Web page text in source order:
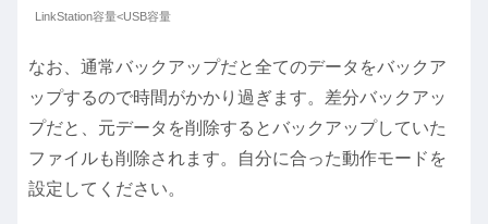
LinkStation容量<USB容量
なお、通常バックアップだと全てのデータをバックア
ップするので時間がかかり過ぎます。差分バックアッ
プだと、元データを削除するとバックアップしていた
ファイルも削除されます。自分に合った動作モードを
設定してください。